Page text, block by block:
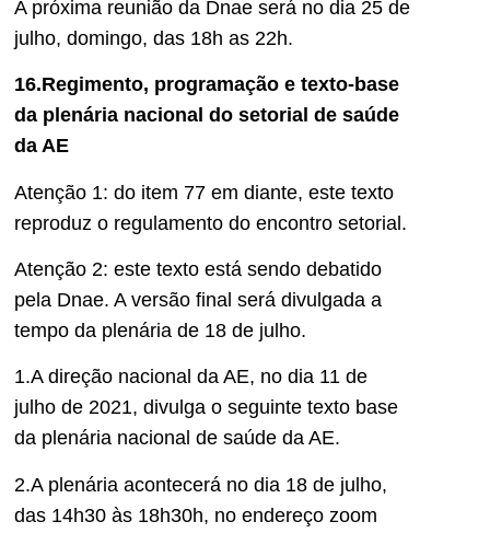
A próxima reunião da Dnae será no dia 25 de
julho, domingo, das 18h as 22h.
16.Regimento, programação e texto-base
da plenária nacional do setorial de saúde
da AE
Atenção 1: do item 77 em diante, este texto
reproduz o regulamento do encontro setorial.
Atenção 2: este texto está sendo debatido
pela Dnae. A versão final será divulgada a
tempo da plenária de 18 de julho.
1.A direção nacional da AE, no dia 11 de
julho de 2021, divulga o seguinte texto base
da plenária nacional de saúde da AE.
2.A plenária acontecerá no dia 18 de julho,
das 14h30 às 18h30h, no endereço zoom